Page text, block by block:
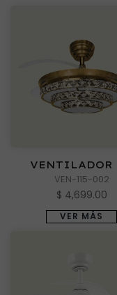
VENTILADOR
TECHO
DORADO 72W
VEN-115-002
$ 4,699.00
VER MÁS